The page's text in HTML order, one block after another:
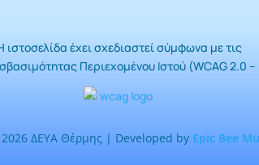
ιστοσελίδα έχει σχεδιαστεί σύμφωνα με τις
Περιεχομένου Ιστού (WCAG 2.0 –
ΔΕΥΑ Θέρμης | Developed by Epic Bee